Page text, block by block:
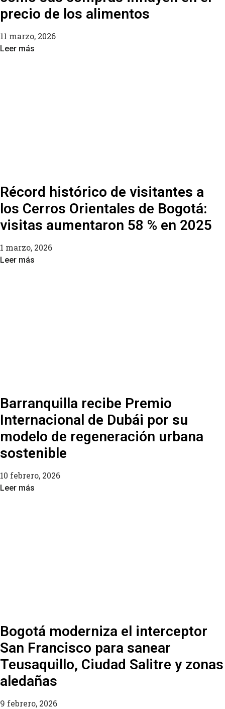
precio de los alimentos
11 marzo, 2026
Leer más
Récord histórico de visitantes a
los Cerros Orientales de Bogotá:
visitas aumentaron 58 % en 2025
1 marzo, 2026
Leer más
Barranquilla recibe Premio
Internacional de Dubái por su
modelo de regeneración urbana
sostenible
10 febrero, 2026
Leer más
Bogotá moderniza el interceptor
San Francisco para sanear
Teusaquillo, Ciudad Salitre y zonas
aledañas
9 febrero, 2026